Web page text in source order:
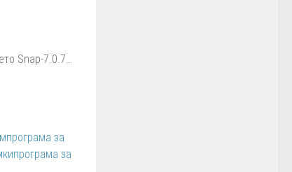
Snap-7.0.7…
програма за
програма за